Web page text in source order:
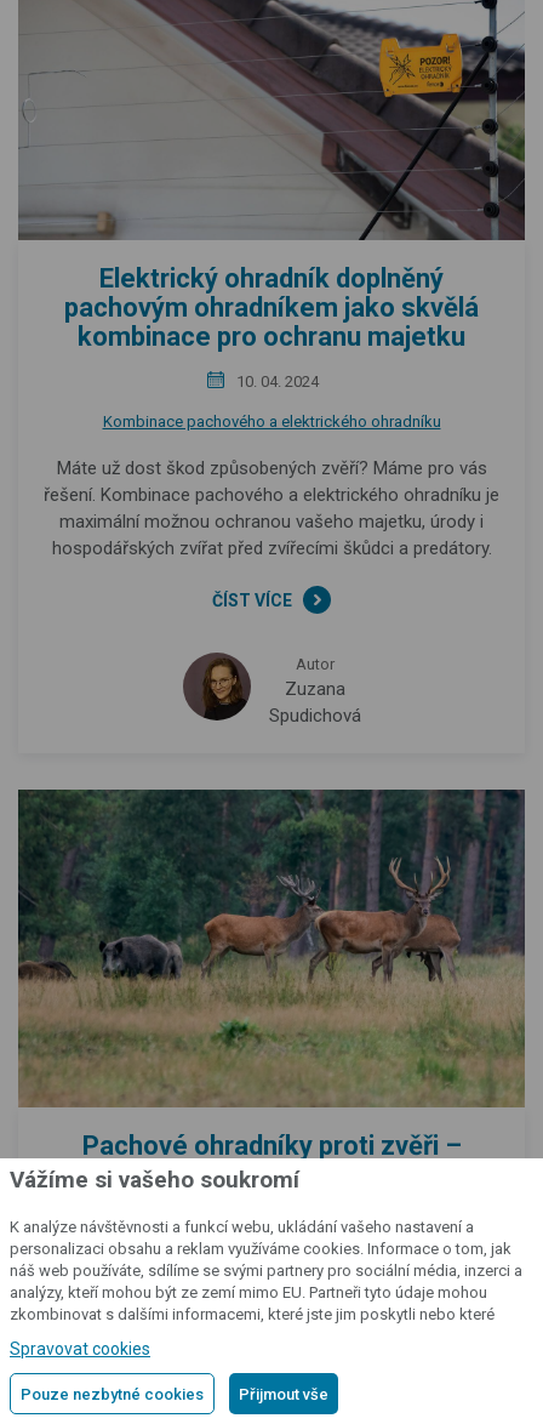
Elektrický ohradník doplněný
pachovým ohradníkem jako skvělá
kombinace pro ochranu majetku
10. 04. 2024
Kombinace pachového a elektrického ohradníku
Máte už dost škod způsobených zvěří? Máme pro vás
řešení. Kombinace pachového a elektrického ohradníku je
maximální možnou ochranou vašeho majetku, úrody i
hospodářských zvířat před zvířecími škůdci a predátory.
ČÍST VÍCE
Autor
Zuzana
Spudichová
Pachové ohradníky proti zvěři –
efektivní ochrana proti srnkám,
07. 12. 2023
Kombinace pachového a elektrického ohradníku
slepicemi? Vyzkoušejte pachový ohradník proti srnkám,
kunám i divočákům a další zvěři. Představíme vám všechny
jeho klady, vysvětlíme, jak pachový ohradník funguje a
Vážíme si vašeho soukromí
K analýze návštěvnosti a funkcí webu, ukládání vašeho nastavení a
personalizaci obsahu a reklam využíváme cookies. Informace o tom, jak
náš web používáte, sdílíme se svými partnery pro sociální média, inzerci a
analýzy, kteří mohou být ze zemí mimo EU. Partneři tyto údaje mohou
zkombinovat s dalšími informacemi, které jste jim poskytli nebo které
Spravovat cookies
Pouze nezbytné cookies Přijmout vše